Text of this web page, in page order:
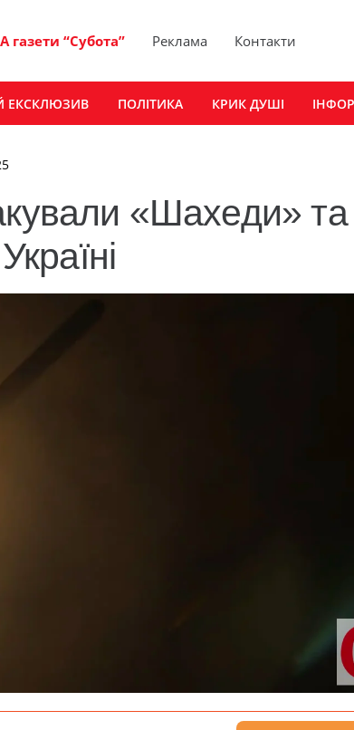
газети “Субота” Реклама Контакти
ЕКСКЛЮЗИВ ПОЛІТИКА КРИК ДУШІ
«Шахеди» та